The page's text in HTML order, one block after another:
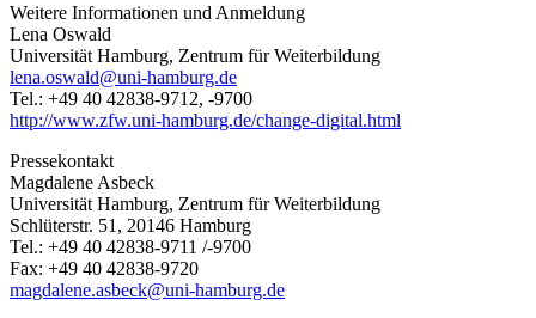
Weitere Informationen und Anmeldung
Lena Oswald
Universität Hamburg, Zentrum für Weiterbildung
lena.oswald@uni-hamburg.de
Tel.: +49 40 42838-9712, -9700
http://www.zfw.uni-hamburg.de/change-digital.html
Pressekontakt
Magdalene Asbeck
Universität Hamburg, Zentrum für Weiterbildung
Schlüterstr. 51, 20146 Hamburg
Tel.: +49 40 42838-9711 /-9700
Fax: +49 40 42838-9720
magdalene.asbeck@uni-hamburg.de